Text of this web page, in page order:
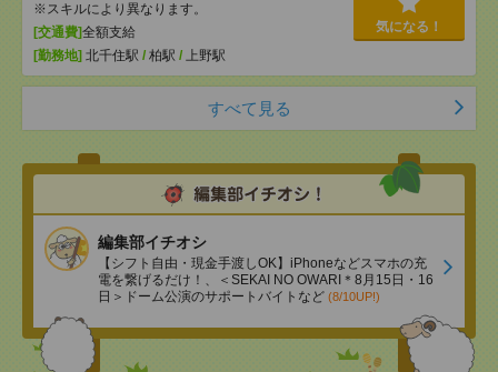
※スキルにより異なります。
[交通費]全額支給
[勤務地] 北千住駅 / 柏駅 / 上野駅
気になる！
すべて見る
編集部イチオシ
【シフト自由・現金手渡しOK】iPhoneなどスマホの充
電を繋げるだけ！、＜SEKAI NO OWARI＊8月15日・16
日＞ドーム公演のサポートバイトなど (8/10UP!)